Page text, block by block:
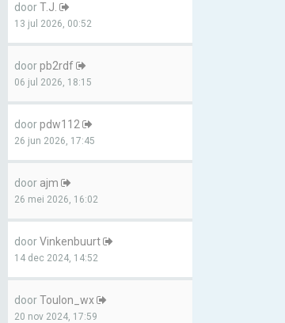
doorT.J.
13 jul 2026, 00:52
doorpb2rdf
06 jul 2026, 18:15
doorpdw112
26 jun 2026, 17:45
door ajm
26 mei 2026, 16:02
doorVinkenbuurt
14 dec 2024, 14:52
doorToulon_wx
20 nov 2024, 17:59